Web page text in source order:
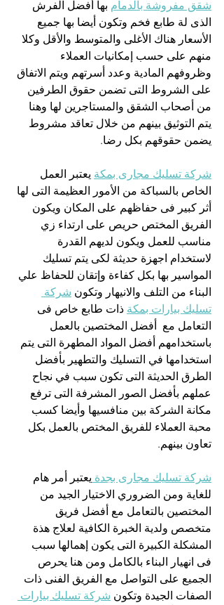
شقق مفروشة بالدمام بها أفضل الفرش
الذى لة طابع فخم وتكون أيضا بها جميع
الأسعار هناك الأغلى والمتوسط والأقل وكلا
منهم على حسب إمكانيات العملاء
وظروفهم المادية وعدد أسرتهم ويتم الاتفاق
على الشروط التى تضمن حقوق الطرفين
من أصحاب الشقق والمستاجرين لها وهنا
يتم التوثيق بينهم من خلال تعاقد مشروط
يضمن حقوقهم بكل رضا.
شركة تسليك مجارى بمكة يعتبر العمل
الخاص بالسباكة من الأمور العظيمة التى لها
أثر كبير فى حفاظهم على المكان ويكون
الفريق المختص حريص على ارتداء زي
مناسب للعمل ويكون لديهم القدرة
لاستخدام اجهزة حديثة لكى يتم تسليك
المواسير بها بكل كفاءة وإتقان للحفاظ علي
البناء من التلف والانيهار وتكون شركة
تسليك بيارات بمكة ذات طابع خاص فى
التعامل مع  أفضل المختصين بالعمل
باستخدامهم أفضل المواد المطهرة التى يتم
استخدامها في التسليك والتطهير بأفضل
الطرق الحديثة التى تكون سبب في نجاح
عملهم بأفضل الصور المشرفة التى ترفع
مكانة الشركة بين منافسيها وأيضا كسب
محبة العملاء للفريق المختص بالعمل بكل
تعاون بينهم.
شركة تسليك مجارى بجدة يعتبر أمر هام
للغاية ومن الضروري الاختيار الجيد من
المختصين بالتعامل مع أفضل فريق
متخصص ولدية الخبرة الكافية لعلاج هذة
المشكلة الكبيرة التى يكون إهمالها سبب
فى انهيار البناء بالكامل ومن هنا يحرص
الجميع على التواصل مع الفريق الفنى ذات
الصفات الجيدة وتكون شركة تسليك بيارات